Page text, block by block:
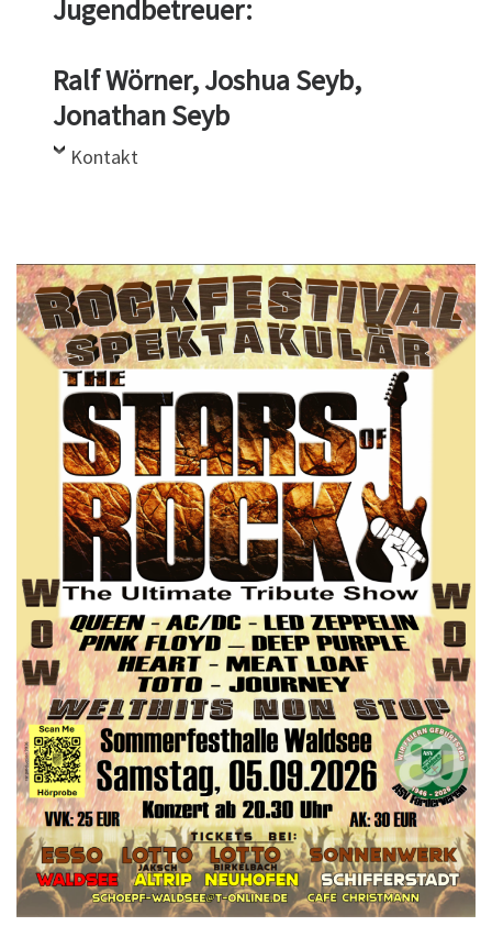
Jugendbetreuer:
Ralf Wörner, Joshua Seyb,
Jonathan Seyb
Kontakt